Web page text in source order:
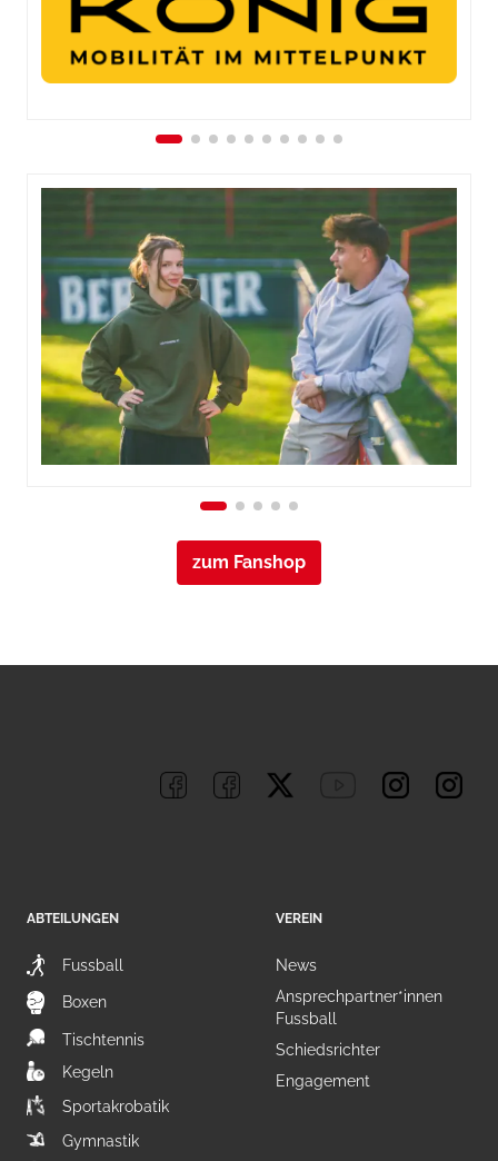
zum Fanshop
ABTEILUNGEN
Fussball
Boxen
Tischtennis
Kegeln
Sportakrobatik
Gymnastik
VEREIN
News
Ansprechpartner*innen
Fussball
Schiedsrichter
Engagement